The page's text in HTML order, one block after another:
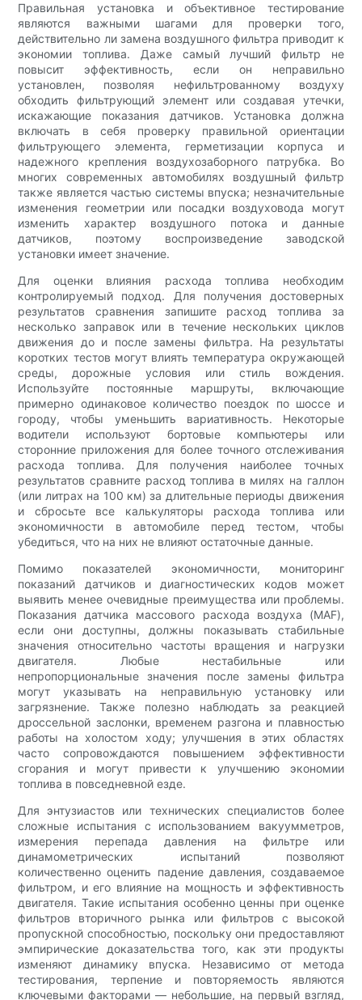
Правильная установка и объективное тестирование
являются важными шагами для проверки того,
действительно ли замена воздушного фильтра приводит к
экономии топлива. Даже самый лучший фильтр не
повысит эффективность, если он неправильно
установлен, позволяя нефильтрованному воздуху
обходить фильтрующий элемент или создавая утечки,
искажающие показания датчиков. Установка должна
включать в себя проверку правильной ориентации
фильтрующего элемента, герметизации корпуса и
надежного крепления воздухозаборного патрубка. Во
многих современных автомобилях воздушный фильтр
также является частью системы впуска; незначительные
изменения геометрии или посадки воздуховода могут
изменить характер воздушного потока и данные
датчиков, поэтому воспроизведение заводской
установки имеет значение.
Для оценки влияния расхода топлива необходим
контролируемый подход. Для получения достоверных
результатов сравнения запишите расход топлива за
несколько заправок или в течение нескольких циклов
движения до и после замены фильтра. На результаты
коротких тестов могут влиять температура окружающей
среды, дорожные условия или стиль вождения.
Используйте постоянные маршруты, включающие
примерно одинаковое количество поездок по шоссе и
городу, чтобы уменьшить вариативность. Некоторые
водители используют бортовые компьютеры или
сторонние приложения для более точного отслеживания
расхода топлива. Для получения наиболее точных
результатов сравните расход топлива в милях на галлон
(или литрах на 100 км) за длительные периоды движения
и сбросьте все калькуляторы расхода топлива или
экономичности в автомобиле перед тестом, чтобы
убедиться, что на них не влияют остаточные данные.
Помимо показателей экономичности, мониторинг
показаний датчиков и диагностических кодов может
выявить менее очевидные преимущества или проблемы.
Показания датчика массового расхода воздуха (MAF),
если они доступны, должны показывать стабильные
значения относительно частоты вращения и нагрузки
двигателя. Любые нестабильные или
непропорциональные значения после замены фильтра
могут указывать на неправильную установку или
загрязнение. Также полезно наблюдать за реакцией
дроссельной заслонки, временем разгона и плавностью
работы на холостом ходу; улучшения в этих областях
часто сопровождаются повышением эффективности
сгорания и могут привести к улучшению экономии
топлива в повседневной езде.
Для энтузиастов или технических специалистов более
сложные испытания с использованием вакуумметров,
измерения перепада давления на фильтре или
динамометрических испытаний позволяют
количественно оценить падение давления, создаваемое
фильтром, и его влияние на мощность и эффективность
двигателя. Такие испытания особенно ценны при оценке
фильтров вторичного рынка или фильтров с высокой
пропускной способностью, поскольку они предоставляют
эмпирические доказательства того, как эти продукты
изменяют динамику впуска. Независимо от метода
тестирования, терпение и повторяемость являются
ключевыми факторами — небольшие, на первый взгляд,